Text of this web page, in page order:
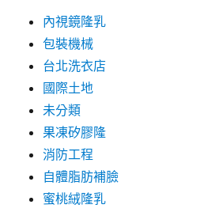
內視鏡隆乳
包裝機械
台北洗衣店
國際土地
未分類
果凍矽膠隆
消防工程
自體脂肪補臉
蜜桃絨隆乳